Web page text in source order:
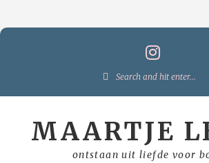
Search
MAARTJE
ontstaan uit liefde voor